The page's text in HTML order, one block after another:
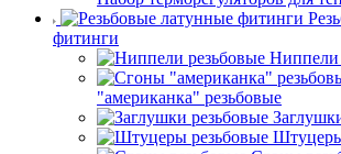
фитинги
Ниппели
"американка" резьбовые